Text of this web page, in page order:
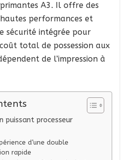
A3. Il offre des
performances et
sécurité intégrée pour
total de possession aux
de l’impression à
puissant processeur
d’une double
rapide